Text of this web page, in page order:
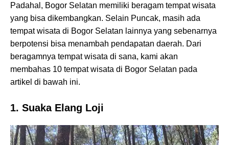
Padahal, Bogor Selatan memiliki beragam tempat wisata
yang bisa dikembangkan. Selain Puncak, masih ada
tempat wisata di Bogor Selatan lainnya yang sebenarnya
berpotensi bisa menambah pendapatan daerah. Dari
beragamnya tempat wisata di sana, kami akan
membahas 10 tempat wisata di Bogor Selatan pada
artikel di bawah ini.
1. Suaka Elang Loji